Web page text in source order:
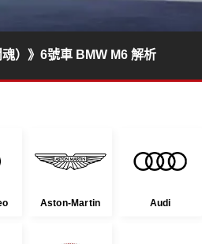
魂）》6號車 BMW M6 解析
Aston-Martin Audi